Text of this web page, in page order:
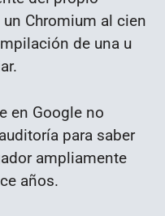
Chromium al cien
de una u
en Google no
para saber
ampliamente
años.